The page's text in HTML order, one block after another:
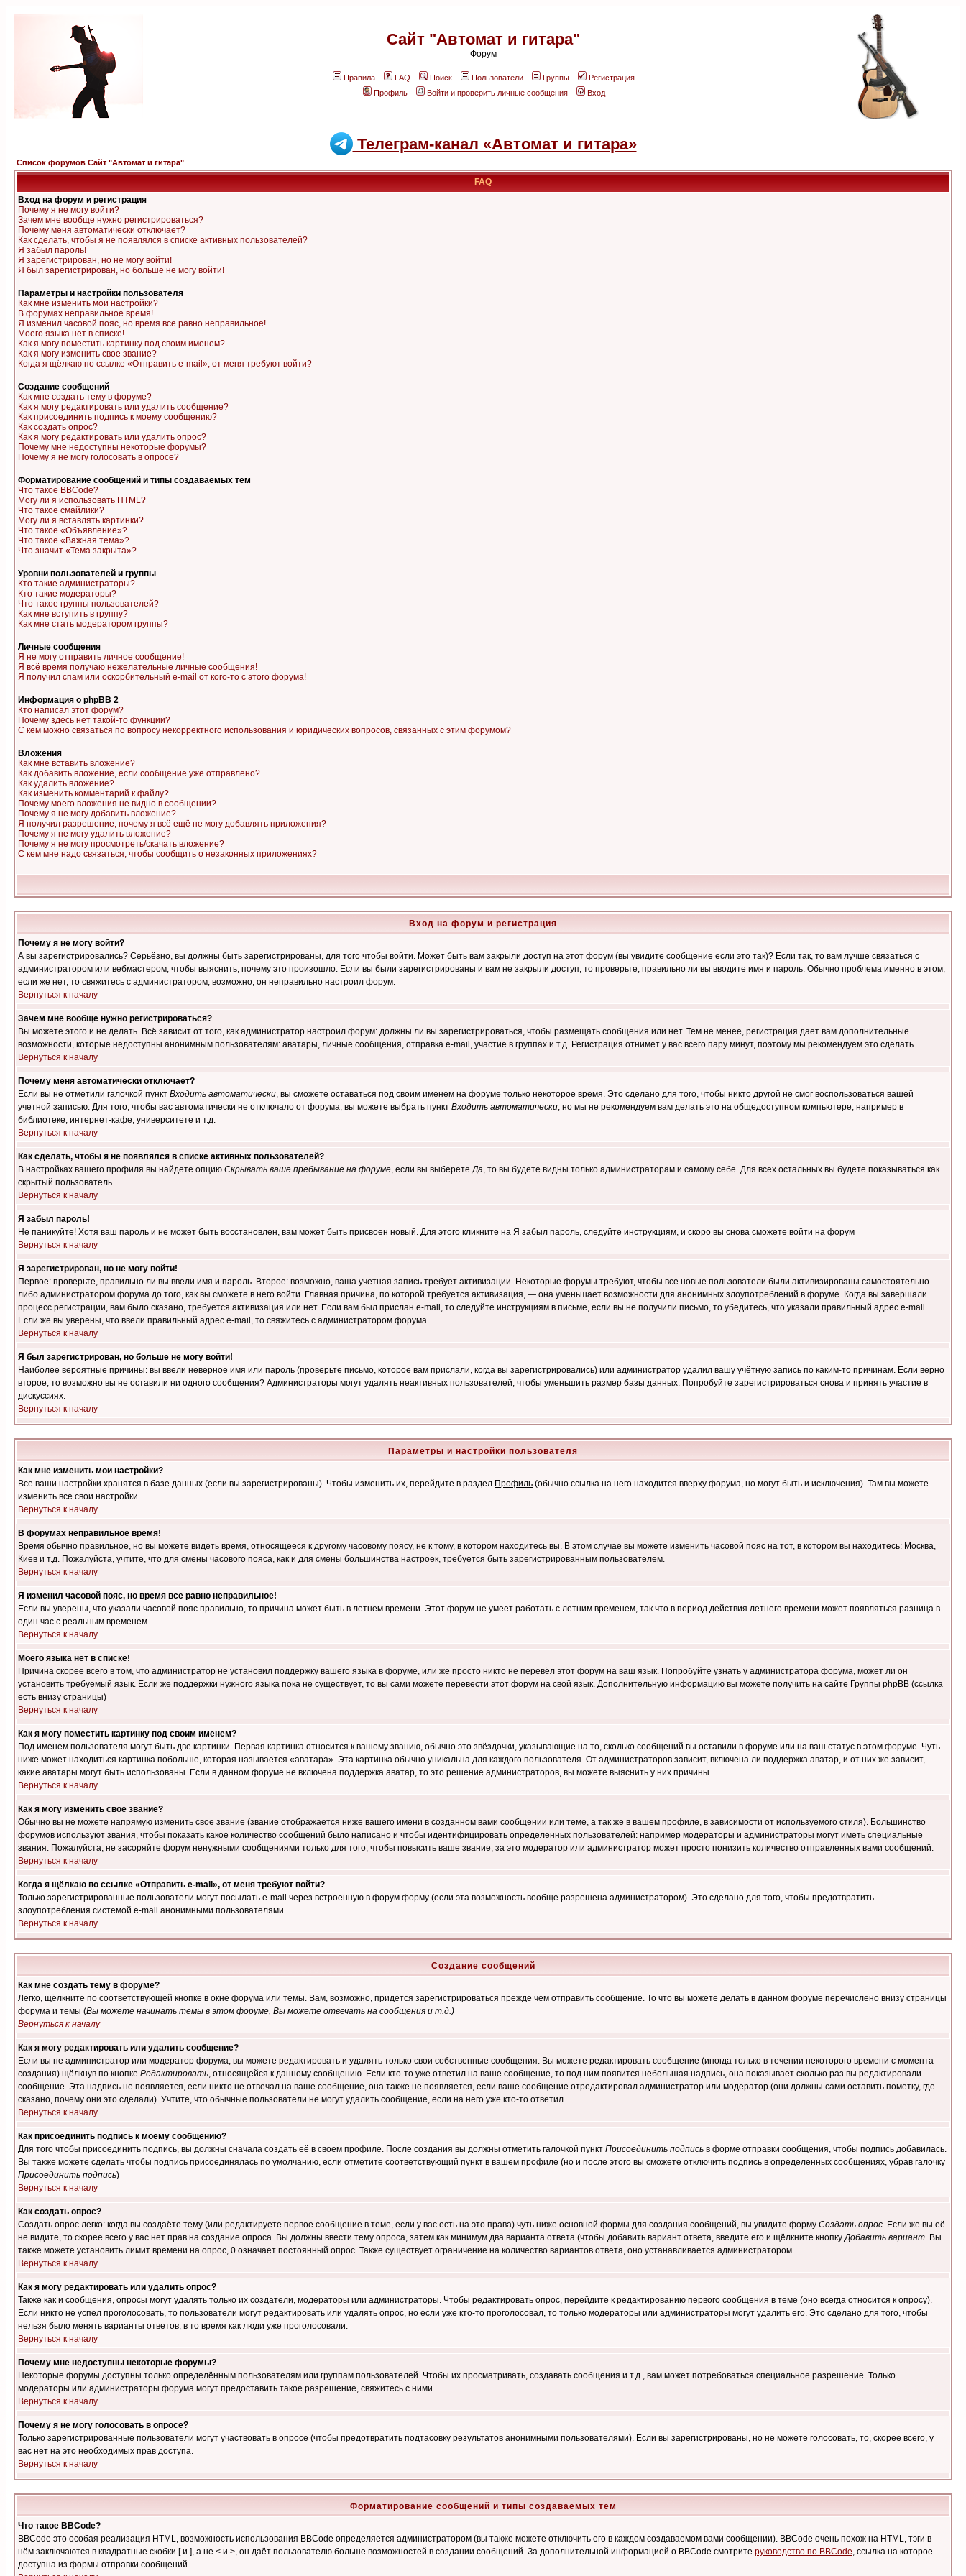
Сайт "Автомат и гитара"
Форум
Правила FAQ Поиск Пользователи Группы
Регистрация
Профиль
Войти и проверить личные сообщения Вход
Телеграм-канал «Автомат и гитара»
Список форумов Сайт "Автомат и гитара"
FAQ
Вход на форум и регистрация
Почему я не могу войти?
Зачем мне вообще нужно регистрироваться?
Почему меня автоматически отключает?
Как сделать, чтобы я не появлялся в списке активных пользователей?
Я забыл пароль!
Я зарегистрирован, но не могу войти!
Я был зарегистрирован, но больше не могу войти!
Параметры и настройки пользователя
Как мне изменить мои настройки?
В форумах неправильное время!
Я изменил часовой пояс, но время все равно неправильное!
Моего языка нет в списке!
Как я могу поместить картинку под своим именем?
Как я могу изменить свое звание?
Когда я щёлкаю по ссылке «Отправить e-mail», от меня требуют войти?
Создание сообщений
Как мне создать тему в форуме?
Как я могу редактировать или удалить сообщение?
Как присоединить подпись к моему сообщению?
Как создать опрос?
Как я могу редактировать или удалить опрос?
Почему мне недоступны некоторые форумы?
Почему я не могу голосовать в опросе?
Форматирование сообщений и типы создаваемых тем
Что такое BBCode?
Могу ли я использовать HTML?
Что такое смайлики?
Могу ли я вставлять картинки?
Что такое «Объявление»?
Что такое «Важная тема»?
Что значит «Тема закрыта»?
Уровни пользователей и группы
Кто такие администраторы?
Кто такие модераторы?
Что такое группы пользователей?
Как мне вступить в группу?
Как мне стать модератором группы?
Личные сообщения
Я не могу отправить личное сообщение!
Я всё время получаю нежелательные личные сообщения!
Я получил спам или оскорбительный e-mail от кого-то с этого форума!
Информация о phpBB 2
Кто написал этот форум?
Почему здесь нет такой-то функции?
С кем можно связаться по вопросу некорректного использования и юридических вопросов, связанных с этим форумом?
Вложения
Как мне вставить вложение?
Как добавить вложение, если сообщение уже отправлено?
Как удалить вложение?
Как изменить комментарий к файлу?
Почему моего вложения не видно в сообщении?
Почему я не могу добавить вложение?
Я получил разрешение, почему я всё ещё не могу добавлять приложения?
Почему я не могу удалить вложение?
Почему я не могу просмотреть/скачать вложение?
С кем мне надо связаться, чтобы сообщить о незаконных приложениях?
Вход на форум и регистрация
Почему я не могу войти?
А вы зарегистрировались? Серьёзно, вы должны быть зарегистрированы, для того чтобы войти. Может быть вам закрыли доступ на этот форум (вы увидите сообщение если это так)? Если так, то вам лучше связаться с
администратором или вебмастером, чтобы выяснить, почему это произошло. Если вы были зарегистрированы и вам не закрыли доступ, то проверьте, правильно ли вы вводите имя и пароль. Обычно проблема именно в этом,
если же нет, то свяжитесь с администратором, возможно, он неправильно настроил форум.
Вернуться к началу
Зачем мне вообще нужно регистрироваться?
Вы можете этого и не делать. Всё зависит от того, как администратор настроил форум: должны ли вы зарегистрироваться, чтобы размещать сообщения или нет. Тем не менее, регистрация дает вам дополнительные
возможности, которые недоступны анонимным пользователям: аватары, личные сообщения, отправка e-mail, участие в группах и т.д. Регистрация отнимет у вас всего пару минут, поэтому мы рекомендуем это сделать.
Вернуться к началу
Почему меня автоматически отключает?
Если вы не отметили галочкой пункт Входить автоматически, вы сможете оставаться под своим именем на форуме только некоторое время. Это сделано для того, чтобы никто другой не смог воспользоваться вашей
учетной записью. Для того, чтобы вас автоматически не отключало от форума, вы можете выбрать пункт Входить автоматически, но мы не рекомендуем вам делать это на общедоступном компьютере, например в
библиотеке, интернет-кафе, университете и т.д.
Вернуться к началу
Как сделать, чтобы я не появлялся в списке активных пользователей?
В настройках вашего профиля вы найдете опцию Скрывать ваше пребывание на форуме, если вы выберетеДа, то вы будете видны только администраторам и самому себе. Для всех остальных вы будете показываться как
скрытый пользователь.
Вернуться к началу
Я забыл пароль!
Не паникуйте! Хотя ваш пароль и не может быть восстановлен, вам может быть присвоен новый. Для этого кликните на Я забыл пароль, следуйте инструкциям, и скоро вы снова сможете войти на форум
Вернуться к началу
Я зарегистрирован, но не могу войти!
Первое: проверьте, правильно ли вы ввели имя и пароль. Второе: возможно, ваша учетная запись требует активизации. Некоторые форумы требуют, чтобы все новые пользователи были активизированы самостоятельно
либо администратором форума до того, как вы сможете в него войти. Главная причина, по которой требуется активизация, — она уменьшает возможности для анонимных злоупотреблений в форуме. Когда вы завершали
процесс регистрации, вам было сказано, требуется активизация или нет. Если вам был прислан e-mail, то следуйте инструкциям в письме, если вы не получили письмо, то убедитесь, что указали правильный адрес e-mail.
Если же вы уверены, что ввели правильный адрес e-mail, то свяжитесь с администратором форума.
Вернуться к началу
Я был зарегистрирован, но больше не могу войти!
Наиболее вероятные причины: вы ввели неверное имя или пароль (проверьте письмо, которое вам прислали, когда вы зарегистрировались) или администратор удалил вашу учётную запись по каким-то причинам. Если верно
второе, то возможно вы не оставили ни одного сообщения? Администраторы могут удалять неактивных пользователей, чтобы уменьшить размер базы данных. Попробуйте зарегистрироваться снова и принять участие в
дискуссиях.
Вернуться к началу
Параметры и настройки пользователя
Как мне изменить мои настройки?
Все ваши настройки хранятся в базе данных (если вы зарегистрированы). Чтобы изменить их, перейдите в раздел Профиль (обычно ссылка на него находится вверху форума, но могут быть и исключения). Там вы можете
изменить все свои настройки
Вернуться к началу
В форумах неправильное время!
Время обычно правильное, но вы можете видеть время, относящееся к другому часовому поясу, не к тому, в котором находитесь вы. В этом случае вы можете изменить часовой пояс на тот, в котором вы находитесь: Москва,
Киев и т.д. Пожалуйста, учтите, что для смены часового пояса, как и для смены большинства настроек, требуется быть зарегистрированным пользователем.
Вернуться к началу
Я изменил часовой пояс, но время все равно неправильное!
Если вы уверены, что указали часовой пояс правильно, то причина может быть в летнем времени. Этот форум не умеет работать с летним временем, так что в период действия летнего времени может появляться разница в
один час с реальным временем.
Вернуться к началу
Моего языка нет в списке!
Причина скорее всего в том, что администратор не установил поддержку вашего языка в форуме, или же просто никто не перевёл этот форум на ваш язык. Попробуйте узнать у администратора форума, может ли он
установить требуемый язык. Если же поддержки нужного языка пока не существует, то вы сами можете перевести этот форум на свой язык. Дополнительную информацию вы можете получить на сайте Группы phpBB (ссылка
есть внизу страницы)
Вернуться к началу
Как я могу поместить картинку под своим именем?
Под именем пользователя могут быть две картинки. Первая картинка относится к вашему званию, обычно это звёздочки, указывающие на то, сколько сообщений вы оставили в форуме или на ваш статус в этом форуме. Чуть
ниже может находиться картинка побольше, которая называется «аватара». Эта картинка обычно уникальна для каждого пользователя. От администраторов зависит, включена ли поддержка аватар, и от них же зависит,
какие аватары могут быть использованы. Если в данном форуме не включена поддержка аватар, то это решение администраторов, вы можете выяснить у них причины.
Вернуться к началу
Как я могу изменить свое звание?
Обычно вы не можете напрямую изменить свое звание (звание отображается ниже вашего имени в созданном вами сообщении или теме, а так же в вашем профиле, в зависимости от используемого стиля). Большинство
форумов используют звания, чтобы показать какое количество сообщений было написано и чтобы идентифицировать определенных пользователей: например модераторы и администраторы могут иметь специальные
звания. Пожалуйста, не засоряйте форум ненужными сообщениями только для того, чтобы повысить ваше звание, за это модератор или администратор может просто понизить количество отправленных вами сообщений.
Вернуться к началу
Когда я щёлкаю по ссылке «Отправить e-mail», от меня требуют войти?
Только зарегистрированные пользователи могут посылать e-mail через встроенную в форум форму (если эта возможность вообще разрешена администратором). Это сделано для того, чтобы предотвратить
злоупотребления системой e-mail анонимными пользователями.
Вернуться к началу
Создание сообщений
Как мне создать тему в форуме?
Легко, щёлкните по соответствующей кнопке в окне форума или темы. Вам, возможно, придется зарегистрироваться прежде чем отправить сообщение. То что вы можете делать в данном форуме перечислено внизу страницы
форума и темы (Вы можете начинать темы в этом форуме, Вы можете отвечать на сообщения и т.д.)
Вернуться к началу
Как я могу редактировать или удалить сообщение?
Если вы не администратор или модератор форума, вы можете редактировать и удалять только свои собственные сообщения. Вы можете редактировать сообщение (иногда только в течении некоторого времени с момента
создания) щёлкнув по кнопке Редактировать, относящейся к данному сообщению. Если кто-то уже ответил на ваше сообщение, то под ним появится небольшая надпись, она показывает сколько раз вы редактировали
сообщение. Эта надпись не появляется, если никто не отвечал на ваше сообщение, она также не появляется, если ваше сообщение отредактировал администратор или модератор (они должны сами оставить пометку, где
сказано, почему они это сделали). Учтите, что обычные пользователи не могут удалить сообщение, если на него уже кто-то ответил.
Вернуться к началу
Как присоединить подпись к моему сообщению?
Для того чтобы присоединить подпись, вы должны сначала создать её в своем профиле. После создания вы должны отметить галочкой пункт Присоединить подпись в форме отправки сообщения, чтобы подпись добавилась.
Вы также можете сделать чтобы подпись присоединялась по умолчанию, если отметите соответствующий пункт в вашем профиле (но и после этого вы сможете отключить подпись в определенных сообщениях, убрав галочку
Присоединить подпись)
Вернуться к началу
Как создать опрос?
Создать опрос легко: когда вы создаёте тему (или редактируете первое сообщение в теме, если у вас есть на это права) чуть ниже основной формы для создания сообщений, вы увидите форму Создать опрос. Если же вы её
не видите, то скорее всего у вас нет прав на создание опроса. Вы должны ввести тему опроса, затем как минимум два варианта ответа (чтобы добавить вариант ответа, введите его и щёлкните кнопкуДобавить вариант. Вы
также можете установить лимит времени на опрос, 0 означает постоянный опрос. Также существует ограничение на количество вариантов ответа, оно устанавливается администратором.
Вернуться к началу
Как я могу редактировать или удалить опрос?
Также как и сообщения, опросы могут удалять только их создатели, модераторы или администраторы. Чтобы редактировать опрос, перейдите к редактированию первого сообщения в теме (оно всегда относится к опросу).
Если никто не успел проголосовать, то пользователи могут редактировать или удалять опрос, но если уже кто-то проголосовал, то только модераторы или администраторы могут удалить его. Это сделано для того, чтобы
нельзя было менять варианты ответов, в то время как люди уже проголосовали.
Вернуться к началу
Почему мне недоступны некоторые форумы?
Некоторые форумы доступны только определённым пользователям или группам пользователей. Чтобы их просматривать, создавать сообщения и т.д., вам может потребоваться специальное разрешение. Только
модераторы или администраторы форума могут предоставить такое разрешение, свяжитесь с ними.
Вернуться к началу
Почему я не могу голосовать в опросе?
Только зарегистрированные пользователи могут участвовать в опросе (чтобы предотвратить подтасовку результатов анонимными пользователями). Если вы зарегистрированы, но не можете голосовать, то, скорее всего, у
вас нет на это необходимых прав доступа.
Вернуться к началу
Форматирование сообщений и типы создаваемых тем
Что такое BBCode?
BBCode это особая реализация HTML, возможность использования BBCode определяется администратором (вы также можете отключить его в каждом создаваемом вами сообщении). BBCode очень похож на HTML, тэги в
нём заключаются в квадратные скобки [ и ], а не < и >, он даёт пользователю больше возможностей в создании сообщений. За дополнительной информацией о BBCode смотрите руководство по BBCode, ссылка на которое
доступна из формы отправки сообщений.